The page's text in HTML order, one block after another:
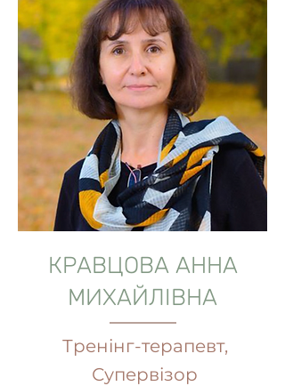
КРАВЦОВА АННА
МИХАЙЛІВНА
Тренінг-терапевт,
Супервізор